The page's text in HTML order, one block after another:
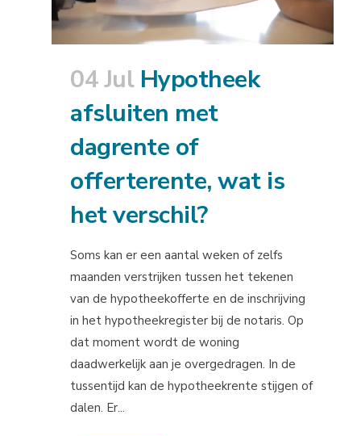
04 Jul Hypotheek
afsluiten met
dagrente of
offerterente, wat is
het verschil?
Soms kan er een aantal weken of zelfs
maanden verstrijken tussen het tekenen
van de hypotheekofferte en de inschrijving
in het hypotheekregister bij de notaris. Op
dat moment wordt de woning
daadwerkelijk aan je overgedragen. In de
tussentijd kan de hypotheekrente stijgen of
dalen. Er...